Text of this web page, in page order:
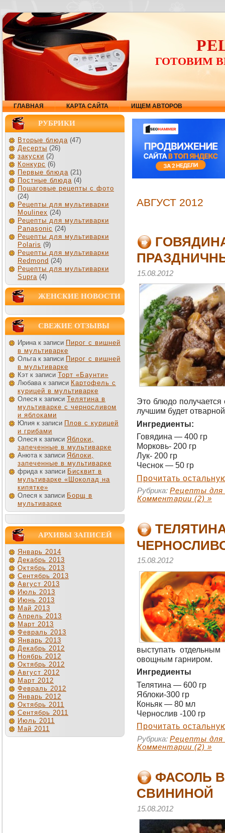
ГОТОВИМ
ГЛАВНАЯ КАРТА САЙТА ИЩЕМ АВТОРОВ
РУБРИКИ
Вторые блюда (47)
Десерты (26)
закуски (2)
Конкурс (6)
Первые блюда (21)
Постные блюда (4)
Пошаговые рецепты с фото
(24)
Рецепты для мультиварки
Moulinex (24)
Рецепты для мультиварки
Panasonic (24)
Рецепты для мультиварки
Polaris (9)
Рецепты для мультиварки
Redmond (24)
Рецепты для мультиварки
Supra (4)
ЖЕНСКИЕ НОВОСТИ
СВЕЖИЕ ОТЗЫВЫ
Ирина к записи Пирог с вишней
в мультиварке
Ольга к записи Пирог с вишней
в мультиварке
Кэт к записи Торт «Баунти»
Любава к записи Картофель с
курицей в мультиварке
Олеся к записи Телятина в
мультиварке с черносливом
и яблоками
Юлия к записи Плов с курицей
и грибами
Олеся к записи Яблоки,
запеченные в мультиварке
Анюта к записи Яблоки,
запеченные в мультиварке
фрида к записи Бисквит в
мультиварке «Шоколад на
кипятке»
Олеся к записи Борщ в
мультиварке
АРХИВЫ ЗАПИСЕЙ
Январь 2014
Декабрь 2013
Октябрь 2013
Сентябрь 2013
Август 2013
Июль 2013
Июнь 2013
Май 2013
Апрель 2013
Март 2013
Февраль 2013
Январь 2013
Декабрь 2012
Ноябрь 2012
Октябрь 2012
Август 2012
Март 2012
Февраль 2012
Январь 2012
Октябрь 2011
Сентябрь 2011
Июль 2011
Май 2011
АВГУСТ 2012
15.08.2012
Это блюдо
лучшим будет
Ингредиенты:
Говядина — 400 гр
Морковь- 200 гр
Лук- 200 гр
Чеснок — 50 гр
Прочитать
Рубрика: Рецепты для
Комментарии (2) »
15.08.2012
выступать
овощным гарниром.
Ингредиенты
Телятина — 600 гр
Яблоки-300 гр
Коньяк — 80 мл
Чернослив -100 гр
Прочитать
Рубрика: Рецепты для
Комментарии (2) »
ФАСОЛЬ
СВИНИНОЙ
15.08.2012